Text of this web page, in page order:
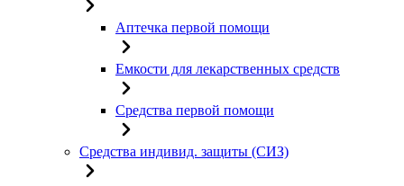
Аптечка первой помощи
Емкости для лекарственных средств
Средства первой помощи
Средства индивид. защиты (СИЗ)